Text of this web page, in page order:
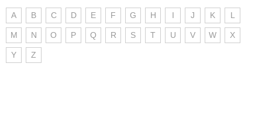
A B C D E F G H I J K L
M N O P Q R S T U V W X
Y Z